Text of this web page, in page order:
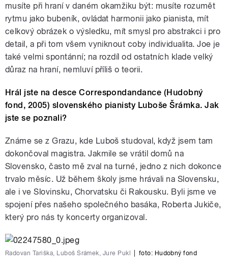
musíte při hraní v daném okamžiku být: musíte rozumět
rytmu jako bubeník, ovládat harmonii jako pianista, mít
celkový obrázek o výsledku, mít smysl pro abstrakci i pro
detail, a při tom všem vyniknout coby individualita. Joe je
také velmi spontánní; na rozdíl od ostatních klade velký
důraz na hraní, nemluví příliš o teorii.
Hrál jste na desce Correspondandance (Hudobný
fond, 2005) slovenského pianisty Luboše Šrámka. Jak
jste se poznali?
Známe se z Grazu, kde Luboš studoval, když jsem tam
dokončoval magistra. Jakmile se vrátil domů na
Slovensko, často mě zval na turné, jedno z nich dokonce
trvalo měsíc. Už během školy jsme hrávali na Slovensku,
ale i ve Slovinsku, Chorvatsku či Rakousku. Byli jsme ve
spojení přes našeho společného basáka, Roberta Jukiče,
který pro nás ty koncerty organizoval.
Radovan Tariška, Luboš Šrámek, Jure Pukl foto: Hudobný fond